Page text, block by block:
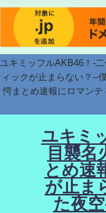
ユキミッフルAKB46！-
ィックが止まらない？--
愕まとめ速報にロマン
ユキミ
目襲名
とめ速
が止ま
た夜